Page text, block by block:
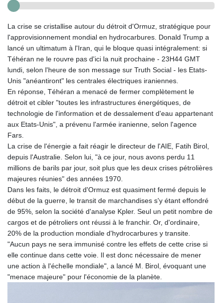
La crise se cristallise autour du détroit d'Ormuz, stratégique pour
l'approvisionnement mondial en hydrocarbures. Donald Trump a
lancé un ultimatum à l'Iran, qui le bloque quasi intégralement: si
Téhéran ne le rouvre pas d'ici la nuit prochaine - 23H44 GMT
lundi, selon l'heure de son message sur Truth Social - les Etats-
Unis "anéantiront" les centrales électriques iraniennes.
En réponse, Téhéran a menacé de fermer complètement le
détroit et cibler "toutes les infrastructures énergétiques, de
technologie de l'information et de dessalement d'eau appartenant
aux Etats-Unis", a prévenu l'armée iranienne, selon l'agence
Fars.
La crise de l'énergie a fait réagir le directeur de l'AIE, Fatih Birol,
depuis l'Australie. Selon lui, "à ce jour, nous avons perdu 11
millions de barils par jour, soit plus que les deux crises pétrolières
majeures réunies" des années 1970.
Dans les faits, le détroit d'Ormuz est quasiment fermé depuis le
début de la guerre, le transit de marchandises s'y étant effondré
de 95%, selon la société d'analyse Kpler. Seul un petit nombre de
cargos et de pétroliers ont réussi à le franchir. Or, d'ordinaire,
20% de la production mondiale d'hydrocarbures y transite.
"Aucun pays ne sera immunisé contre les effets de cette crise si
elle continue dans cette voie. Il est donc nécessaire de mener
une action à l'échelle mondiale", a lancé M. Birol, évoquant une
"menace majeure" pour l'économie de la planète.